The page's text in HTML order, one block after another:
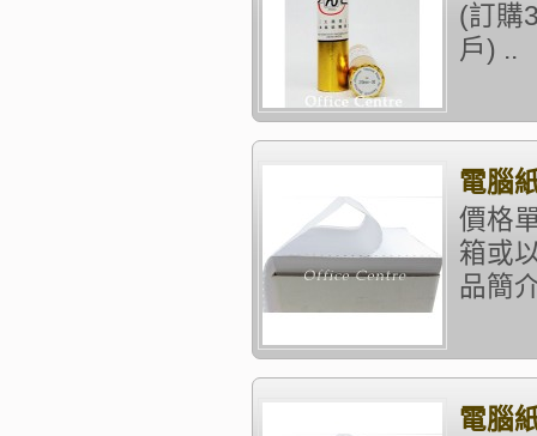
(訂購
戶) ..
電腦
價格
箱或
品簡
電腦